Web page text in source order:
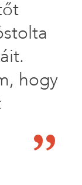
hogy